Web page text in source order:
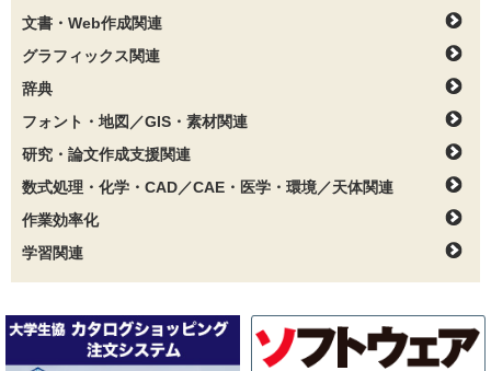
文書・Web作成関連
グラフィックス関連
辞典
フォント・地図／GIS・素材関連
研究・論文作成支援関連
数式処理・化学・CAD／CAE・医学・環境／天体関連
作業効率化
学習関連